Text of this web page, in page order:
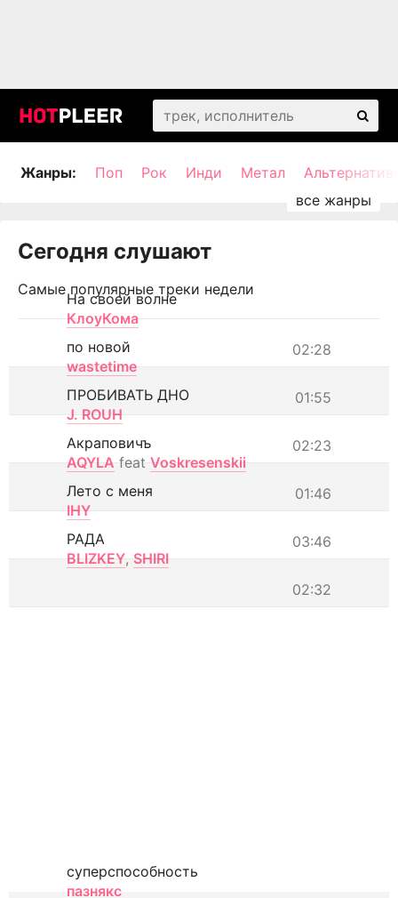
Жанры: Поп Рок Инди Метал
Сегодня слушают
Самые популярные треки недели
На своей волне
КлоуКома
02:28
по новой
wastetime
01:55
ПРОБИВАТЬ ДНО
J. ROUH
02:23
Акраповичъ
AQYLA feat Voskresenskii
01:46
Лето с меня
IHY
03:46
РАДА
BLIZKEY, SHIRI
02:32
суперспособность
пазнякс